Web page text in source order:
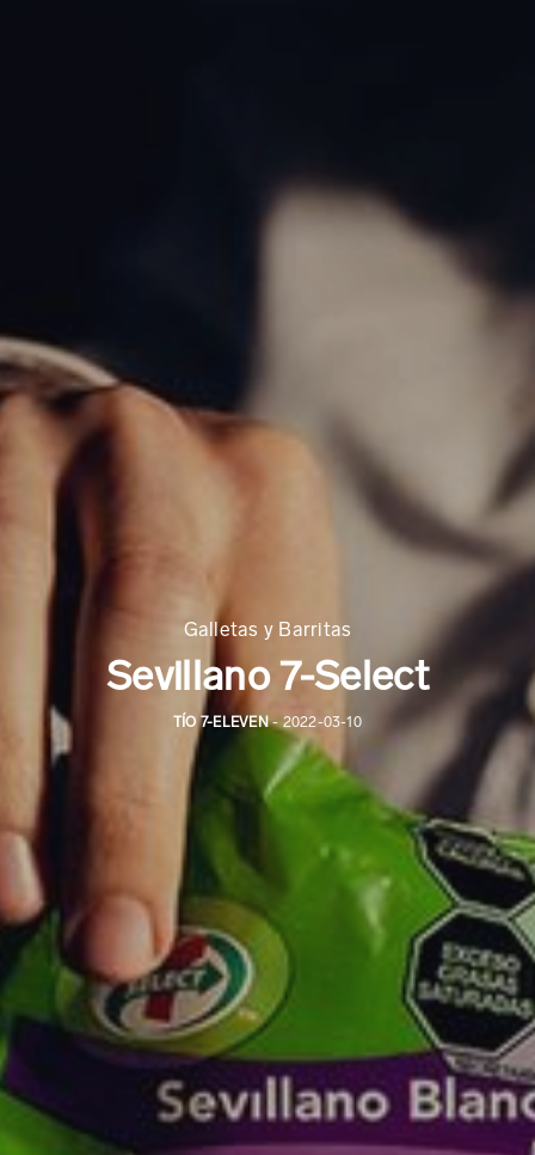
Galletas y Barritas
Sevillano 7-Select
TÍO 7-ELEVEN- 2022-03-10